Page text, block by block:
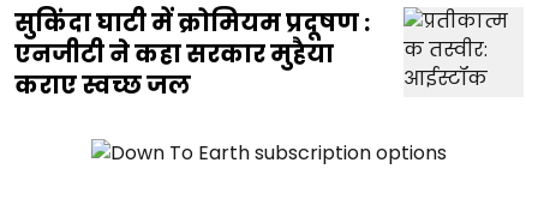
सुकिंदा घाटी में क्रोमियम प्रदूषण :
एनजीटी ने कहा सरकार मुहैया
कराए स्वच्छ जल